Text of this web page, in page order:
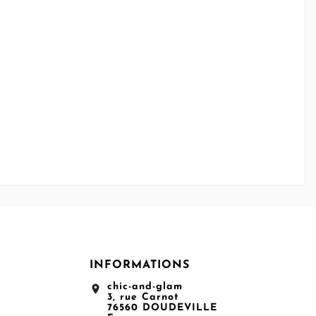
INFORMATIONS
location_on
chic-and-glam
3, rue Carnot
76560 DOUDEVILLE